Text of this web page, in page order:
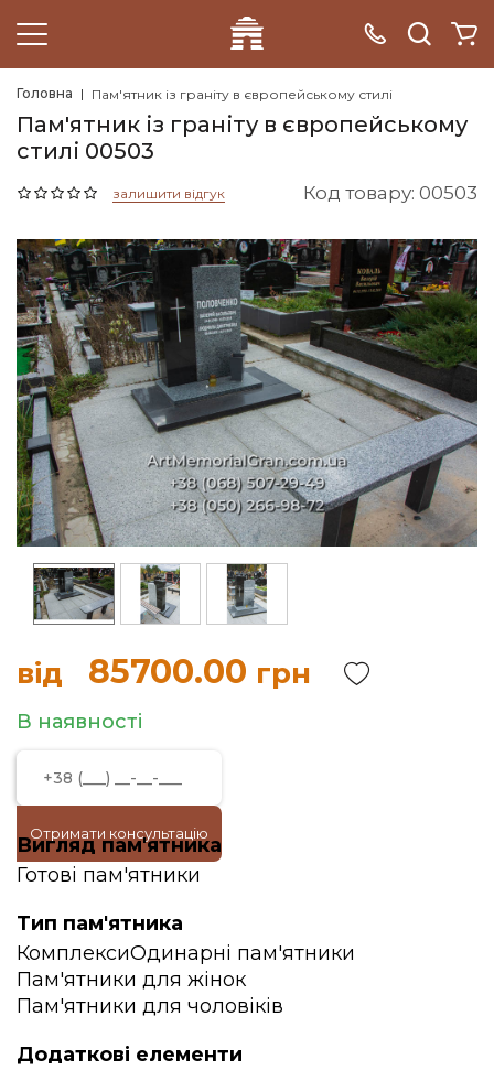
Головна Пам'ятник із граніту в європейському стилі
Пам'ятник із граніту в європейському
стилі 00503
залишити відгук Код товару: 00503
від 85700.00 грн
В наявності
Отримати консультацію
Вигляд пам'ятника
Готові пам'ятники
Тип пам'ятника
КомплексиОдинарні пам'ятники
Пам'ятники для жінок
Пам'ятники для чоловіків
Додаткові елементи